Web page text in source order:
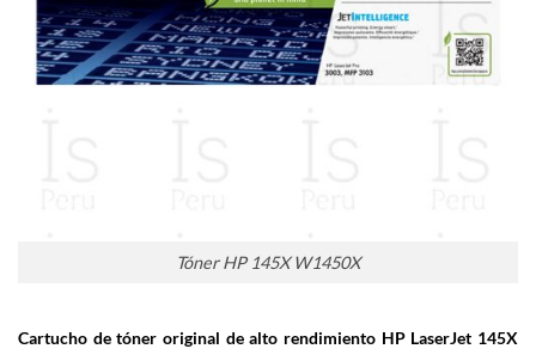
Tóner HP 145X W1450X
Cartucho de tóner original de alto rendimiento HP LaserJet 145X